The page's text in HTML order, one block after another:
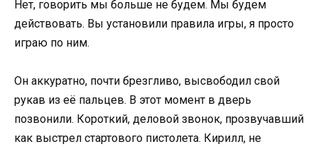
Нет, говорить мы больше не будем. Мы будем
действовать. Вы установили правила игры, я просто
играю по ним.
Он аккуратно, почти брезгливо, высвободил свой
рукав из её пальцев. В этот момент в дверь
позвонили. Короткий, деловой звонок, прозвучавший
как выстрел стартового пистолета. Кирилл, не